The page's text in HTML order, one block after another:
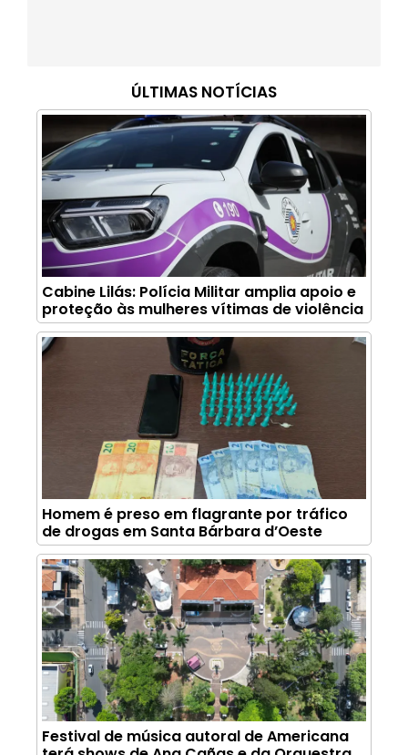
ÚLTIMAS NOTÍCIAS
Cabine Lilás: Polícia Militar amplia apoio e
proteção às mulheres vítimas de violência
Homem é preso em flagrante por tráfico
de drogas em Santa Bárbara d’Oeste
Festival de música autoral de Americana